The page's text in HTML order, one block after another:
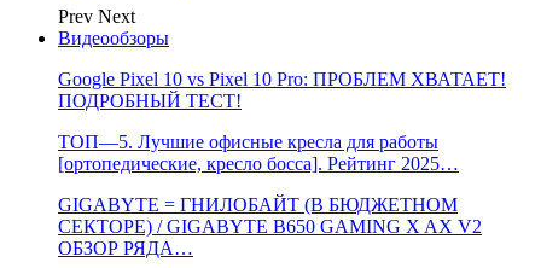
Prev Next
Видеообзоры
Google Pixel 10 vs Pixel 10 Pro: ПРОБЛЕМ ХВАТАЕТ!
ПОДРОБНЫЙ ТЕСТ!
ТОП—5. Лучшие офисные кресла для работы
[ортопедические, кресло босса]. Рейтинг 2025…
GIGABYTE = ГНИЛОБАЙТ (В БЮДЖЕТНОМ
СЕКТОРЕ) / GIGABYTE B650 GAMING X AX V2
ОБЗОР РЯДА…